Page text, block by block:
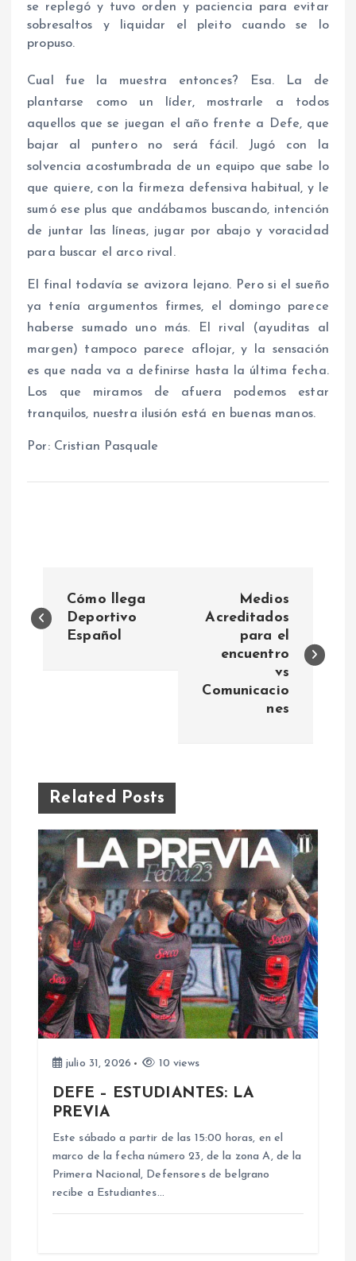
se replegó y tuvo orden y paciencia para evitar
sobresaltos y liquidar el pleito cuando se lo
propuso.
Cual fue la muestra entonces? Esa. La de
plantarse como un líder, mostrarle a todos
aquellos que se juegan el año frente a Defe, que
bajar al puntero no será fácil. Jugó con la
solvencia acostumbrada de un equipo que sabe lo
que quiere, con la firmeza defensiva habitual, y le
sumó ese plus que andábamos buscando, intención
de juntar las líneas, jugar por abajo y voracidad
para buscar el arco rival.
El final todavía se avizora lejano. Pero si el sueño
ya tenía argumentos firmes, el domingo parece
haberse sumado uno más. El rival (ayuditas al
margen) tampoco parece aflojar, y la sensación
es que nada va a definirse hasta la última fecha.
Los que miramos de afuera podemos estar
tranquilos, nuestra ilusión está en buenas manos.
Por: Cristian Pasquale
a
a
c
ó
n
d
e
Cómo llega
Deportivo
Español
Medios
Acreditados
para el
encuentro
vs
Comunicacio
nes
Related Posts
julio 31, 2026 10 views
DEFE – ESTUDIANTES: LA
PREVIA
Este sábado a partir de las 15:00 horas, en el
marco de la fecha número 23, de la zona A, de la
Primera Nacional, Defensores de belgrano
recibe a Estudiantes…